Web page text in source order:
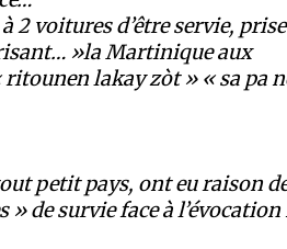
2 voitures d’être servie,
»la Martinique aux
ritounen lakay zòt » « sa pa
petit pays, ont eu raison
de survie face à l’évocation